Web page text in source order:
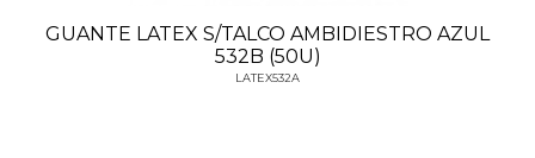
GUANTE LATEX S/TALCO AMBIDIESTRO AZUL
532B (50U)
LATEX532A